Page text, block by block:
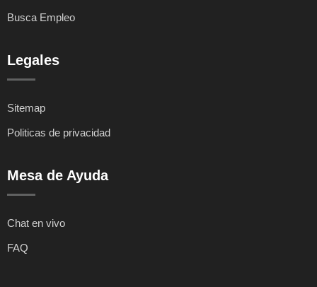
Busca Empleo
Legales
Sitemap
Politicas de privacidad
Mesa de Ayuda
Chat en vivo
FAQ